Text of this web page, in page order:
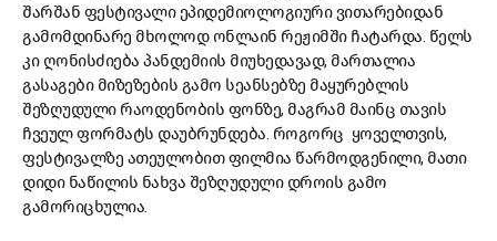
შარშან ფესტივალი ეპიდემიოლოგიური ვითარებიდან
გამომდინარე მხოლოდ ონლაინ რეჟიმში ჩატარდა. წელს
კი ღონისძიება პანდემიის მიუხედავად, მართალია
გასაგები მიზეზების გამო სეანსებზე მაყურებლის
შეზღუდული რაოდენობის ფონზე, მაგრამ მაინც თავის
ჩვეულ ფორმატს დაუბრუნდება. როგორც ყოველთვის,
ფესტივალზე ათეულობით ფილმია წარმოდგენილი, მათი
დიდი ნაწილის ნახვა შეზღუდული დროის გამო
გამორიცხულია.